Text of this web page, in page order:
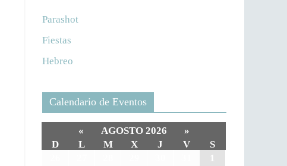
Parashot
Fiestas
Hebreo
Calendario de Eventos
« AGOSTO 2026
»
D
L M X J V
S
1